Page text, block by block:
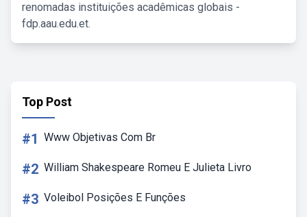
renomadas instituições acadêmicas globais -
fdp.aau.edu.et.
Top Post
#1 Www Objetivas Com Br
#2 William Shakespeare Romeu E Julieta Livro
#3 Voleibol Posições E Funções